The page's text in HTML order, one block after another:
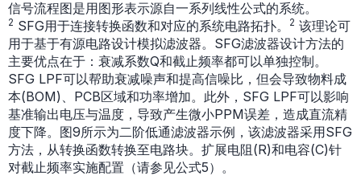
信号流程图是用图形表示源自一系列线性公式的系统。
2 SFG用于连接转换函数和对应的系统电路拓扑。 2 该理论可
用于基于有源电路设计模拟滤波器。SFG滤波器设计方法的
主要优点在于：衰减系数Q和截止频率都可以单独控制。
SFG LPF可以帮助衰减噪声和提高信噪比，但会导致物料成
本(BOM)、PCB区域和功率增加。此外，SFG LPF可以影响
基准输出电压与温度，导致产生微小PPM误差，造成直流精
度下降。图9所示为二阶低通滤波器示例，该滤波器采用SFG
方法，从转换函数转换至电路块。扩展电阻(R)和电容(C)针
对截止频率实施配置（请参见公式5）。